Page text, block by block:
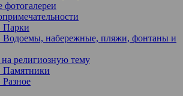
фотогалереи
Парки
Водоемы, набережные, пляжи, фонтаны и
религиозную тему
Памятники
Разное